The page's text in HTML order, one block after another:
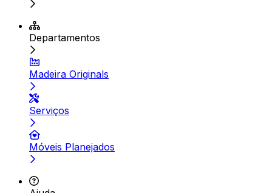
Departamentos
Madeira Originals
Serviços
Móveis Planejados